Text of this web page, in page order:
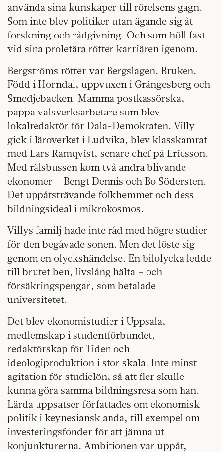
använda sina kunskaper till rörelsens gagn.
Som inte blev politiker utan ägande sig åt
forskning och rådgivning. Och som höll fast
vid sina proletära rötter karriären igenom.
Bergströms rötter var Bergslagen. Bruken.
Född i Horndal, uppvuxen i Grängesberg och
Smedjebacken. Mamma postkassörska,
pappa valsverksarbetare som blev
lokalredaktör för Dala-Demokraten. Villy
gick i läroverket i Ludvika, blev klasskamrat
med Lars Ramqvist, senare chef på Ericsson.
Med rälsbussen kom två andra blivande
ekonomer – Bengt Dennis och Bo Södersten.
Det uppåtsträvande folkhemmet och dess
bildningsideal i mikrokosmos.
Villys familj hade inte råd med högre studier
för den begåvade sonen. Men det löste sig
genom en olyckshändelse. En bilolycka ledde
till brutet ben, livslång hälta – och
försäkringspengar, som betalade
universitetet.
Det blev ekonomistudier i Uppsala,
medlemskap i studentförbundet,
redaktörskap för Tiden och
ideologiproduktion i stor skala. Inte minst
agitation för studielön, så att fler skulle
kunna göra samma bildningsresa som han.
Lärda uppsatser författades om ekonomisk
politik i keynesiansk anda, till exempel om
investeringsfonder för att jämna ut
konjunkturerna. Ambitionen var uppåt,